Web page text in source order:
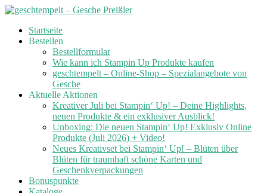
Skip
Startseite
Bestellen
Bestellformular
Wie kann ich Stampin Up Produkte kaufen
geschtempelt – Online-Shop – Spezialangebote von
Gesche
Aktuelle Aktionen
Kreativer Juli bei Stampin‘ Up! – Deine Highlights,
neuen Produkte & ein exklusiver Ausblick!
Unboxing: Die neuen Stampin‘ Up! Exklusiv Online
Produkte (Juli 2026) + Video!
Neues Kreativset bei Stampin‘ Up! – Blüten über
Blüten für traumhaft schöne Karten und
Geschenkverpackungen
Bonuspunkte